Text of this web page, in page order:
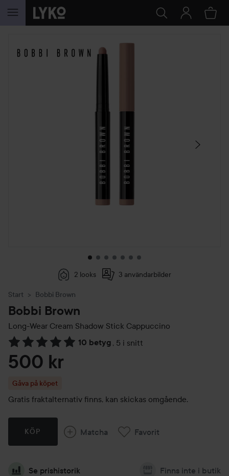
HOPPA TILL INNEHÅLLET
HOPPA ÖVER SEKTIONEN
2 looks 3 användarbilder
Start Bobbi Brown
Bobbi Brown
Long-Wear Cream Shadow Stick Cappuccino
10 betyg , 5 i snitt
Hoppa till Betyg & kommentarer
500 kr
Gåva på köpet
Gratis fraktalternativ finns, kan skickas omgående.
KÖP Matcha Favorit
Se prishistorik Finns inte i butik